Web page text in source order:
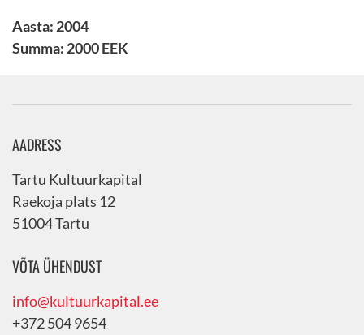
Aasta: 2004
Summa: 2000 EEK
AADRESS
Tartu Kultuurkapital
Raekoja plats 12
51004 Tartu
VÕTA ÜHENDUST
info@kultuurkapital.ee
+372 504 9654